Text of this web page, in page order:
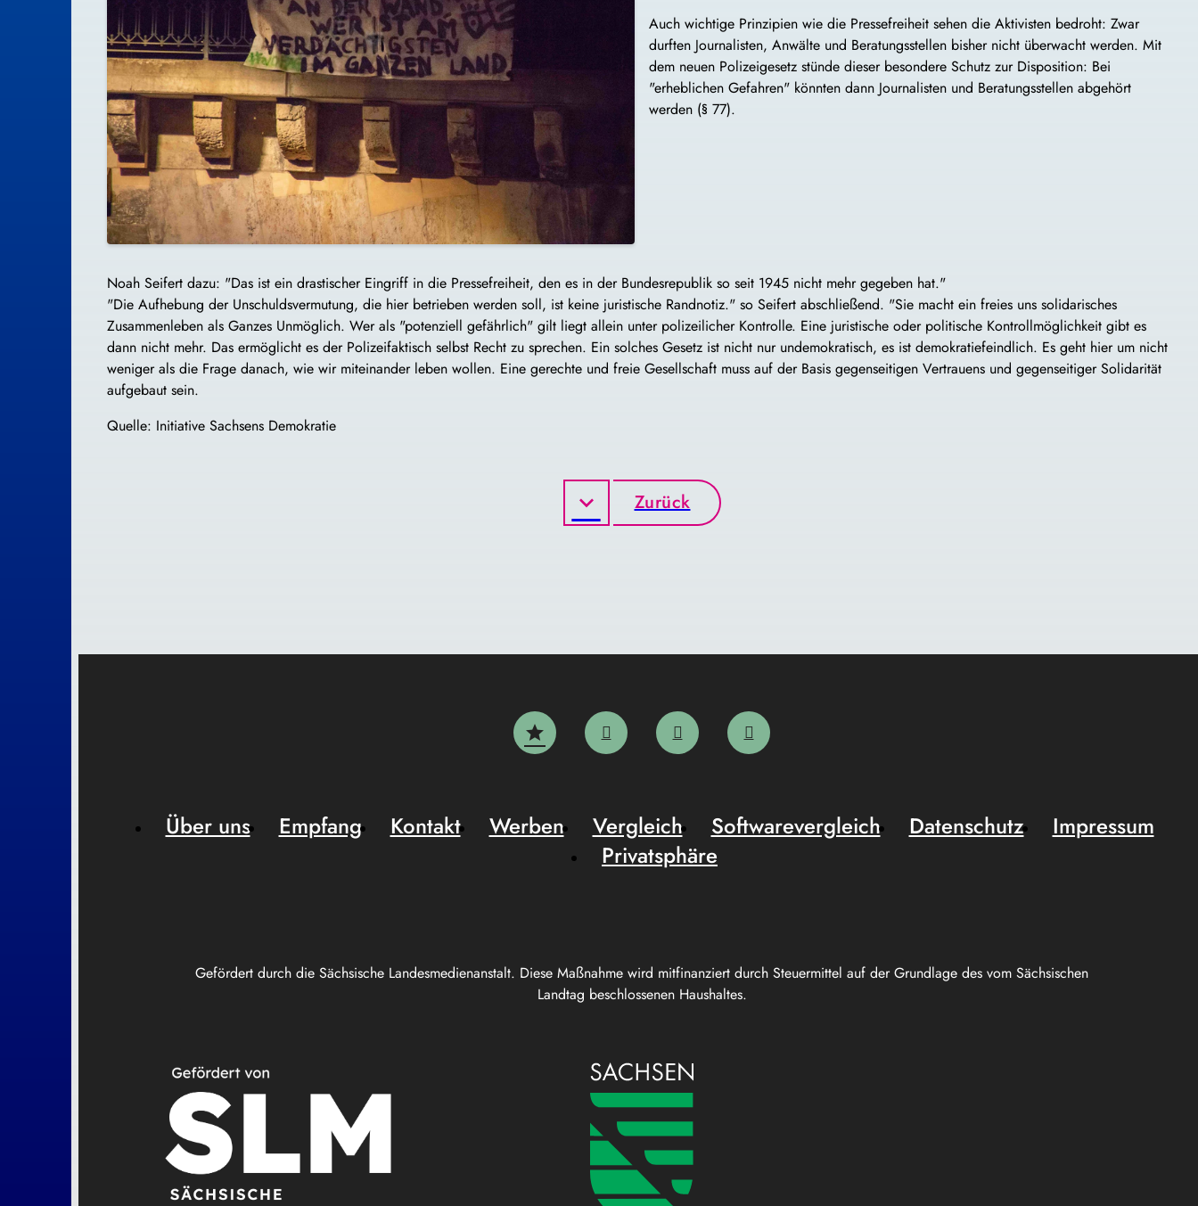
Auch wichtige Prinzipien wie die Pressefreiheit sehen die Aktivisten bedroht: Zwar
durften Journalisten, Anwälte und Beratungsstellen bisher nicht überwacht werden. Mit
dem neuen Polizeigesetz stünde dieser besondere Schutz zur Disposition: Bei
"erheblichen Gefahren" könnten dann Journalisten und Beratungsstellen abgehört
werden (§ 77).
Noah Seifert dazu: "Das ist ein drastischer Eingriff in die Pressefreiheit, den es in der Bundesrepublik so seit 1945 nicht mehr gegeben hat."
"Die Aufhebung der Unschuldsvermutung, die hier betrieben werden soll, ist keine juristische Randnotiz." so Seifert abschließend. "Sie macht ein freies uns solidarisches
Zusammenleben als Ganzes Unmöglich. Wer als "potenziell gefährlich" gilt liegt allein unter polizeilicher Kontrolle. Eine juristische oder politische Kontrollmöglichkeit gibt es
dann nicht mehr. Das ermöglicht es der Polizeifaktisch selbst Recht zu sprechen. Ein solches Gesetz ist nicht nur undemokratisch, es ist demokratiefeindlich. Es geht hier um nicht
weniger als die Frage danach, wie wir miteinander leben wollen. Eine gerechte und freie Gesellschaft muss auf der Basis gegenseitigen Vertrauens und gegenseitiger Solidarität
aufgebaut sein.
Quelle: Initiative Sachsens Demokratie
Zurück
Gefördert durch die Sächsische Landesmedienanstalt. Diese Maßnahme wird mitfinanziert durch Steuermittel auf der Grundlage des vom Sächsischen
Landtag beschlossenen Haushaltes.
Über uns Empfang Kontakt Werben Vergleich Softwarevergleich Datenschutz
Impressum
Privatsphäre